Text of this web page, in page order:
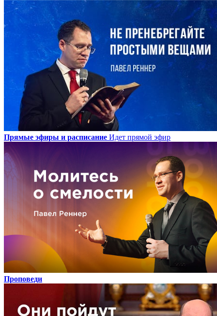
Прямые эфиры и расписание Идет прямой эфир
Проповеди